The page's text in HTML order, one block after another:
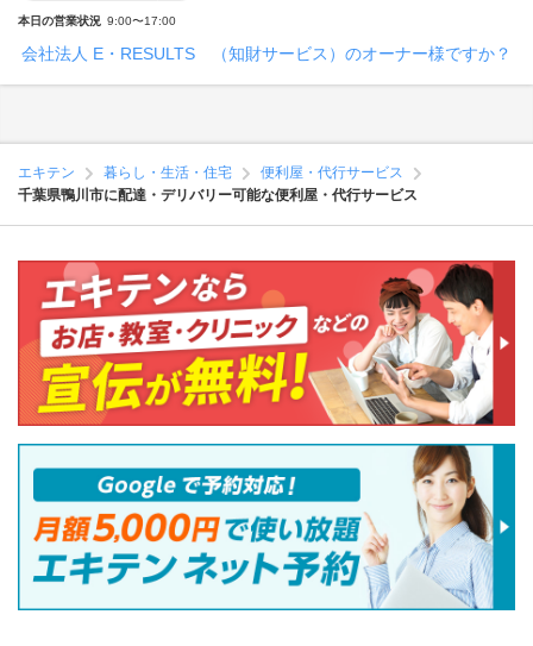
本日の営業状況 9:00〜17:00
会社法人 E・RESULTS （知財サービス）のオーナー様ですか？
エキテン 暮らし・生活・住宅
便利屋・代行サービス
千葉県鴨川市に配達・デリバリー可能な便利屋・代行サービス